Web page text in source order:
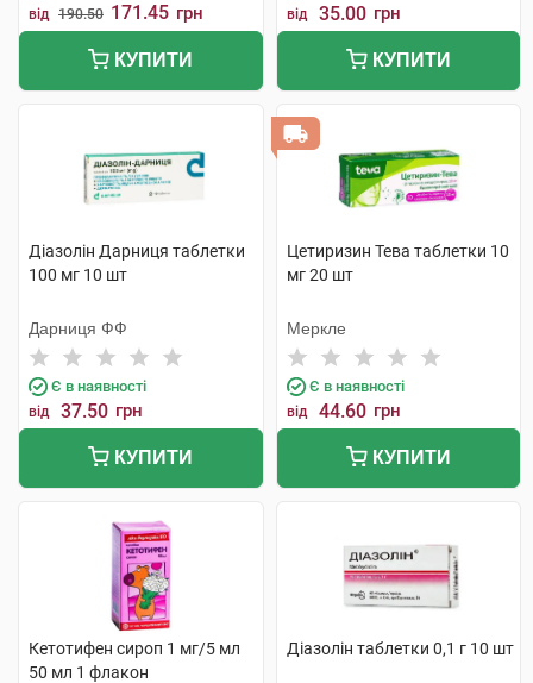
від 190.50 171.45 грн
КУПИТИ
від 35.00 грн
КУПИТИ
Діазолін Дарниця таблетки
100 мг 10 шт
Дарниця ФФ
Є в наявності
від 37.50 грн
КУПИТИ
Цетиризин Тева таблетки 10
мг 20 шт
Меркле
Є в наявності
від 44.60 грн
КУПИТИ
Кетотифен сироп 1 мг/5 мл
50 мл 1 флакон
Діазолін таблетки 0,1 г 10 шт